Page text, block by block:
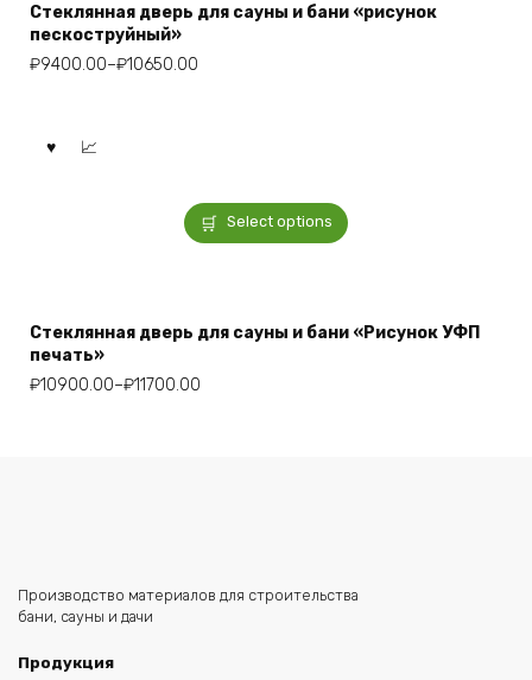
Стеклянная дверь для сауны и бани «рисунок
пескоструйный»
₽9400.00–₽10650.00
Select options
Стеклянная дверь для сауны и бани «Рисунок УФП
печать»
₽10900.00–₽11700.00
Производство материалов для строительства
бани, сауны и дачи
Продукция